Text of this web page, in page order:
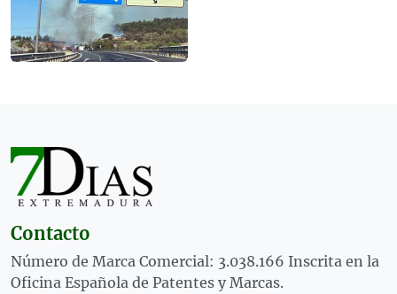
Contacto
Número de Marca Comercial: 3.038.166 Inscrita en la
Oficina Española de Patentes y Marcas.